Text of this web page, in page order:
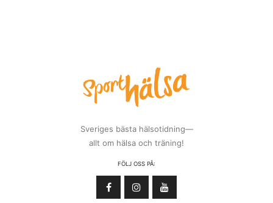
Sveriges bästa hälsotidning—
allt om hälsa och träning!
FÖLJ OSS PÅ: